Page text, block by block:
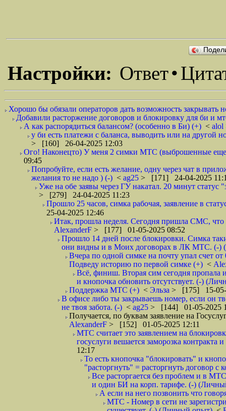
Настройки: Ответ•
Хорошо бы обязали операторов дать возможность закрывать
Добавили расторжение договоров и блокировку для би и
А как распорядиться балансом? (особенно в Би) (+) < alol
у би есть платежи с баланса, выводить или на другой
> [160] 26-04-2025 12:03
Ого! Наконецто) У меня 2 симки МТС (выброшенные еще
09:45
Попробуйте, если есть желание, одну через чат в
желания то не надо ) (-) < ag25 > [171] 24-04-2025
Уже на обе заявы через ГУ накатал. 20 минут статус
> [279] 24-04-2025 11:23
Прошло 25 часов, симка рабочая, заявление в
25-04-2025 12:46
Итак, прошла неделя. Сегодня пришла СМС,
AlexanderF > [177] 01-05-2025 08:52
Прошло 14 дней после блокировки. Симка
они видны и в Моих договорах в ЛК МТС. (-)
Вчера по одной симке на почту упал счет
Подведу историю по первой симке (+) <
Всё, финиш. Вторая сим сегодня пропала
и кнопочка обновить отсутствует. (-)
Поддержка МТС (+) < Эльза > [175] 15-05-
В офисе либо ты закрываешь номер, если он
не твоя забота. (-) < ag25 > [144] 01-05-2025
Получается, по буквам заявление на
AlexanderF > [152] 01-05-2025 12:11
МТС считает это заявлением на
госуслуги вешается заморозка контракта
12:17
То есть кнопочка "блокировать" и
"расторгнуть" = расторгнуть договор с
Все расторгается без проблем и в
и один БИ на корп. тарифе. (-)
А если на него позвонить что
МТС - Номер в сети не